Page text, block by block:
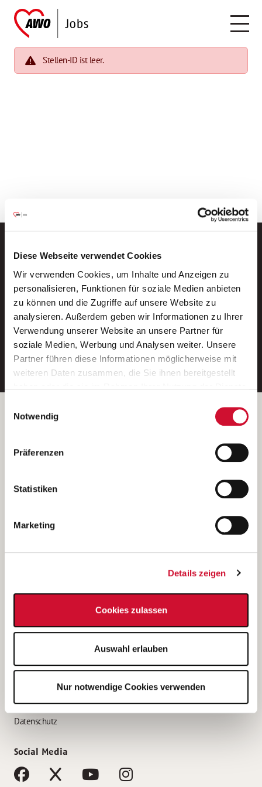
Diese Webseite verwendet Cookies
Wir verwenden Cookies, um Inhalte und Anzeigen zu
personalisieren, Funktionen für soziale Medien anbieten
zu können und die Zugriffe auf unsere Website zu
analysieren. Außerdem geben wir Informationen zu Ihrer
Verwendung unserer Website an unsere Partner für
soziale Medien, Werbung und Analysen weiter. Unsere
Partner führen diese Informationen möglicherweise mit
weiteren Daten zusammen, die Sie ihnen bereitgestellt
Wenn Sie auf „Cookies zulassen“ klicken, so stimmen
Sie der Speicherung sämtlicher Cookies zu. Sie können
Ihre Einwilligung selbstverständlich jederzeit widerrufen,
indem Sie die Cookie-Einstellungen aufrufen und diese
unsererDatenschutzerklärung
Notwendig
Präferenzen
Statistiken
Marketing
Details zeigen
Cookies zulassen
Auswahl erlauben
Nur notwendige Cookies verwenden
Stellen-ID ist leer.
Neue Stellen per E-Mail.
Ein kostenloser Service von AWO
Jobs.
E-Mail-Adresse eintragen
Betreiber der Webseite
Kantstraße 45a
(Ein Tochterunternehmen des AWO Bezirksverbandes Unterfranken
e.V.)
Bewerbung als Altenpflegehelfer*in
Bewerbung als Erzieher*in
AWO Gliederungen nach Bundesland
Impressum
Datenschutz
Social Media